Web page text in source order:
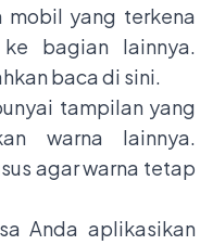
mobil yang terkena
bagian lainnya.
bacadi sini.
tampilan yang
warna lainnya.
agar warna tetap
Anda aplikasikan